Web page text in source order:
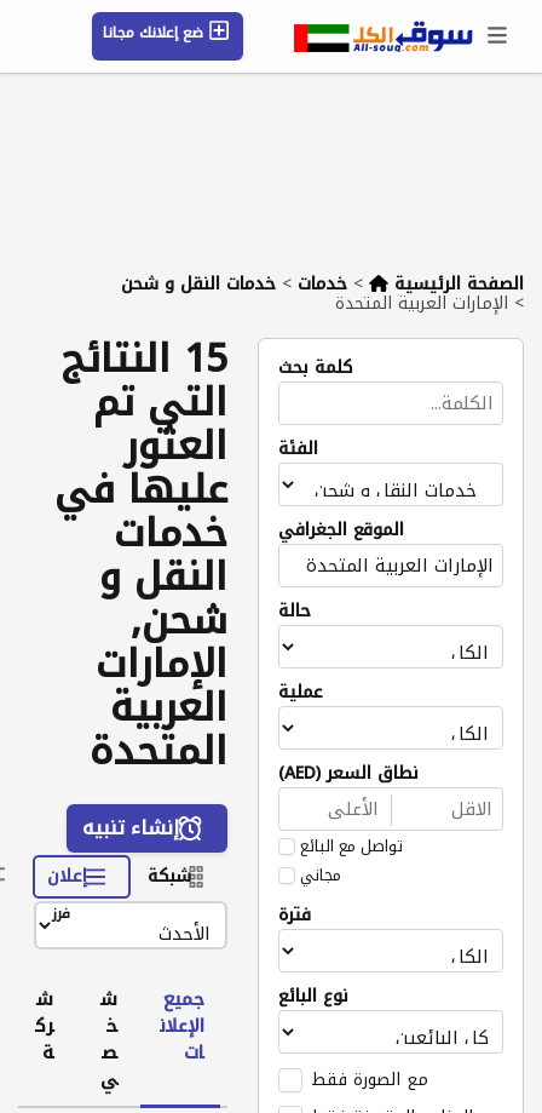
ضع إعلانك مجانا
حسابي / تسجيل
الصفحة الرئيسية > خدمات > خدمات النقل و شحن
> الإمارات العربية المتحدة
كلمة بحث
الفئة
الموقع الجغرافي
حالة
عملية
نطاق السعر (AED)
تواصل مع البائع
مجاني
فترة
نوع البائع
مع الصورة فقط
15 النتائج
التي تم
العثور
عليها في
خدمات
النقل و
شحن,
الإمارات
العربية
المتحدة
إنشاء تنبيه
شبكة إعلان
فرز
جميع
الإعلان
ات
ش
خ
ص
ي
ش
رك
ة